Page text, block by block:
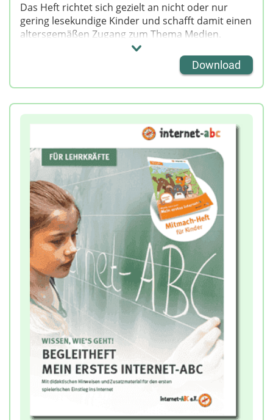
Das Heft richtet sich gezielt an nicht oder nur
gering lesekundige Kinder und schafft damit einen
altersgemäßen Zugang zum Thema Medien.
Neben Wimmelbildern, Comics und einfachen
Bastel- und Arbeitsaufträgen bietet das Heft viel
Raum zur kreativen Auseinandersetzung mit der
eigenen Mediennutzung und verwandten Themen
wie Datenschutz, Werbung oder Privatsphäre.
Die Arbeitsblätter sind so gestaltet, dass die
Kinder diese in jeweils ca. 10 bis 20 Minuten lösen
können.
Das Mitmachheft lässt sich zudem gut mit
Angeboten für Eltern und Familien vereinen. So
finden sich an einigen Stellen Hinweise auf
gemeinsame Eltern-Kind-Aktionen.
Jedes Kind der Klasse erhält sein eigenes Heft, das
es individuell gestalten kann.
Hinweis:Zur Bearbeitung des Heftes sollte wenn
möglich das Begleitheft für Lehrkräfte
hinzugenommen werden. Sie erhalten dort
ausführliche Hinweise zur Bearbeitung der
Aufgaben und zur medienpädagogischen
Zielsetzung. Weitere Infos und Download dazu
siehe unten!
Download